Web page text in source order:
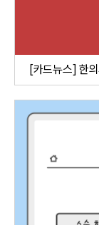
[카드뉴스] 한